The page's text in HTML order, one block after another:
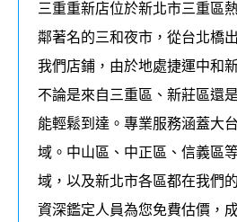
三重重新店位於新北市三重區
鄰著名的三和夜市，從台北橋
我們店鋪，由於地處捷運中和
不論是來自三重區、新莊區還
能輕鬆到達。專業服務涵蓋大
域。中山區、中正區、信義區
域，以及新北市各區都在我們的
資深鑑定人員為您免費估價，